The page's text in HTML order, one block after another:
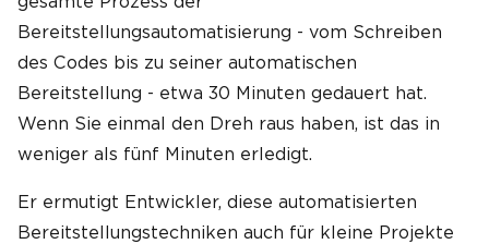
Bereitstellungsautomatisierung - vom Schreiben
des Codes bis zu seiner automatischen
Bereitstellung - etwa 30 Minuten gedauert hat.
Wenn Sie einmal den Dreh raus haben, ist das in
weniger als fünf Minuten erledigt.
Er ermutigt Entwickler, diese automatisierten
Bereitstellungstechniken auch für kleine Projekte